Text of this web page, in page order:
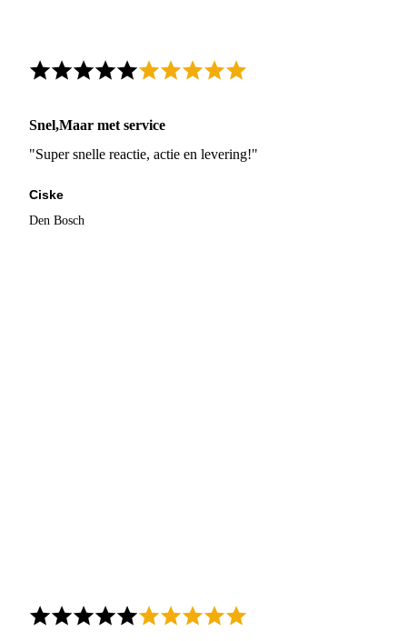
Snel,Maar met service
"Super snelle reactie, actie en levering!"
Ciske
Den Bosch